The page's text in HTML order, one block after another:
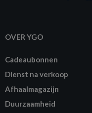
OVER YGO
Cadeaubonnen
Dienst na verkoop
Afhaalmagazijn
Duurzaamheid